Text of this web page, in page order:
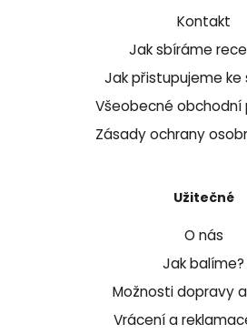
Kontakt
Jak sbíráme
Jak přistupujeme ke
Všeobecné obchodní
Zásady ochrany
Užitečné
O nás
Jak balíme?
Možnosti dopravy
Vrácení a